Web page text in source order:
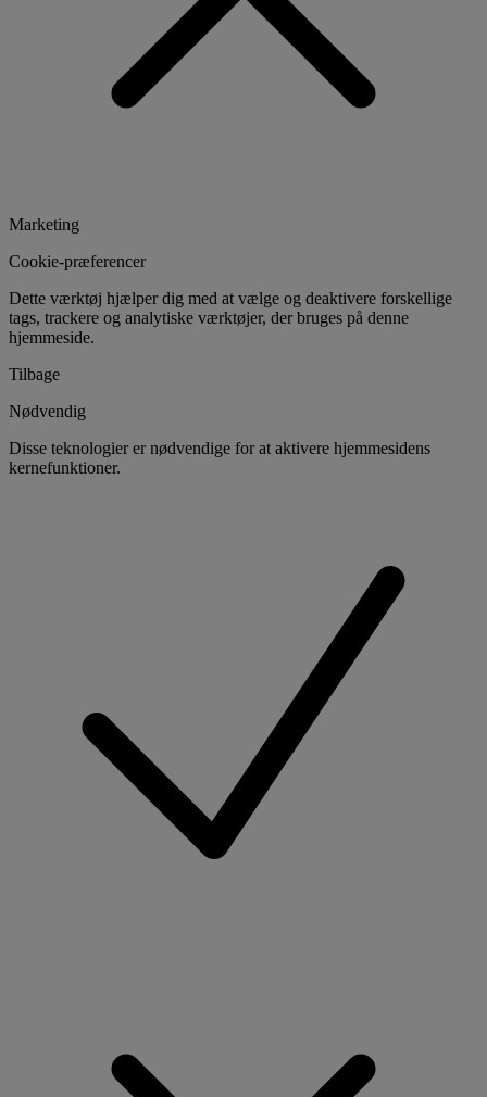
Marketing
Cookie-præferencer
Dette værktøj hjælper dig med at vælge og deaktivere forskellige
tags, trackere og analytiske værktøjer, der bruges på denne
hjemmeside.
Tilbage
Nødvendig
Disse teknologier er nødvendige for at aktivere hjemmesidens
kernefunktioner.